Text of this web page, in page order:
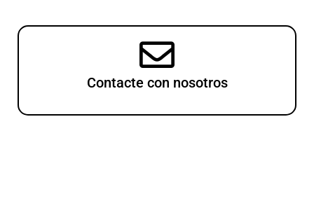
Contacte con nosotros